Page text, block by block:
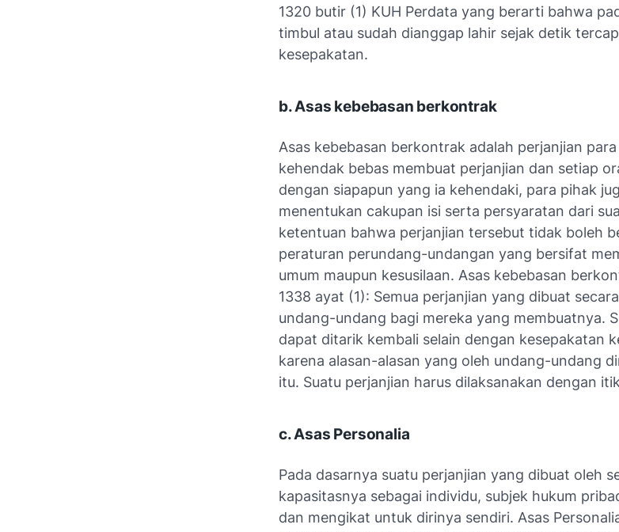
1320 butir (1) KUH Perdata yang berarti bahwa
timbul atau sudah dianggap lahir sejak detik
kesepakatan.
b. Asas kebebasan berkontrak
Asas kebebasan berkontrak adalah perjanjian
kehendak bebas membuat perjanjian dan setiap
dengan siapapun yang ia kehendaki, para pihak
menentukan cakupan isi serta persyaratan dari
ketentuan bahwa perjanjian tersebut tidak boleh
peraturan perundang-undangan yang bersifat
umum maupun kesusilaan. Asas kebebasan
1338 ayat (1): Semua perjanjian yang dibuat
undang-undang bagi mereka yang membuatnya.
dapat ditarik kembali selain dengan kesepakatan
karena alasan-alasan yang oleh undang-undang
itu. Suatu perjanjian harus dilaksanakan dengan
c. Asas Personalia
Pada dasarnya suatu perjanjian yang dibuat oleh
kapasitasnya sebagai individu, subjek hukum
dan mengikat untuk dirinya sendiri. Asas